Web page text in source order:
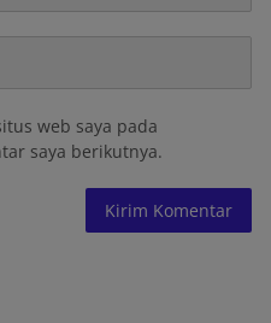
web saya pada
saya berikutnya.